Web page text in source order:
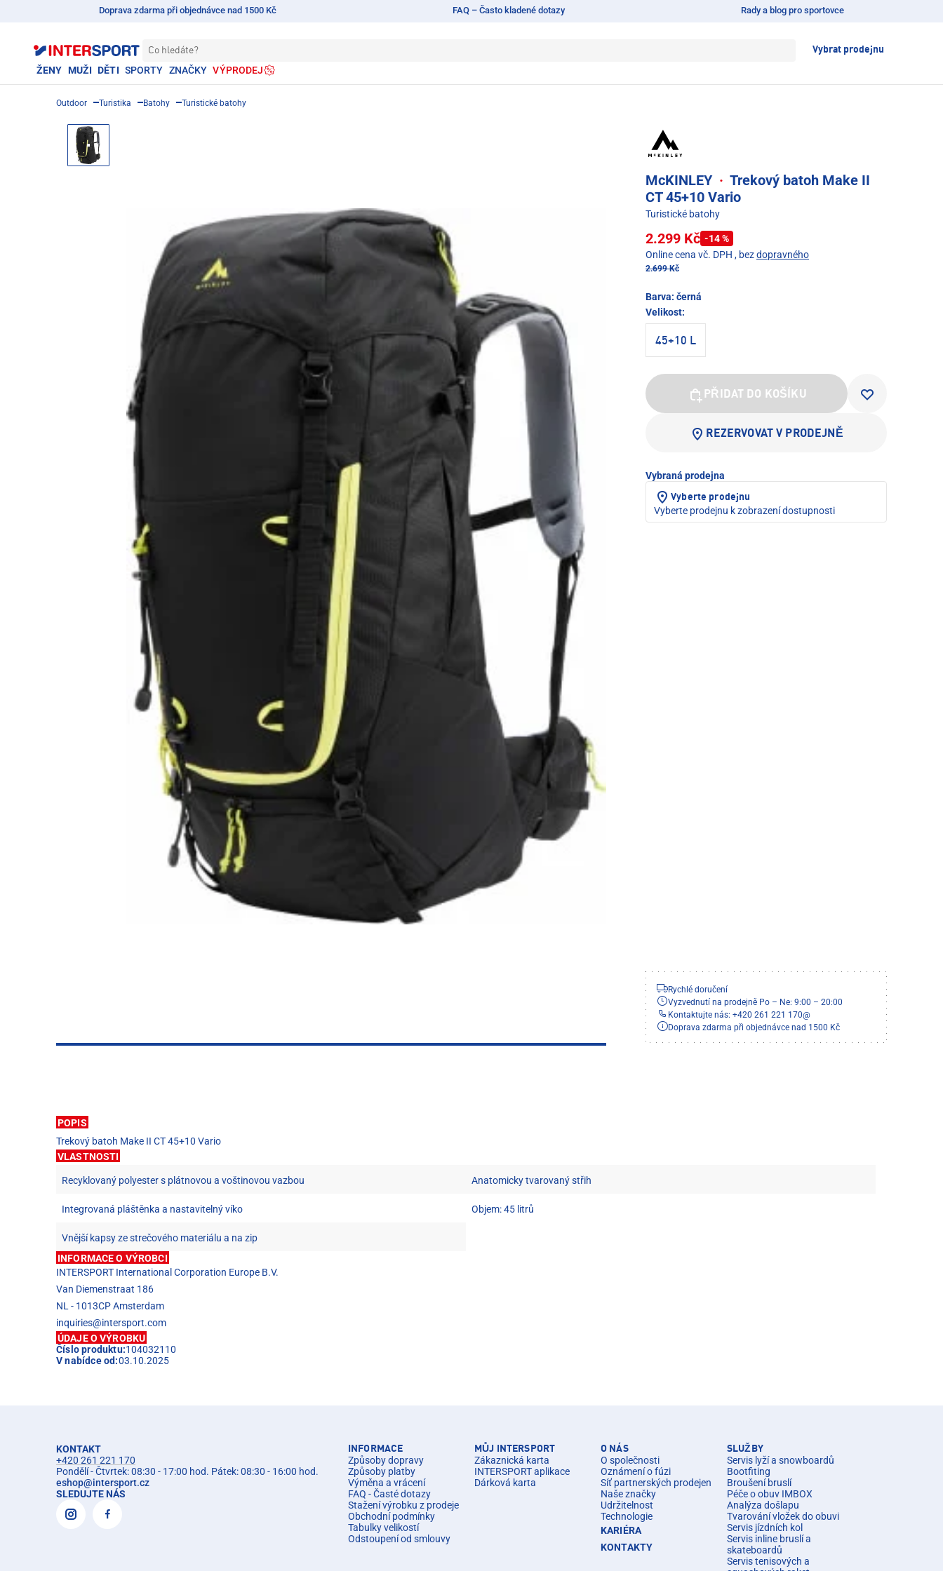
Doprava zdarma při objednávce nad 1500 Kč FAQ – Často kladené dotazy Rady a blog pro sportovce
Co hledáte? Vybrat prodejnu
ŽENY MUŽI DĚTI SPORTY ZNAČKY VÝPRODEJ
Outdoor Turistika Batohy Turistické batohy
McKINLEY · Trekový batoh Make II
CT 45+10 Vario
Turistické batohy
2.299 Kč -14 %
Online cena vč. DPH , bezdopravného
2.699 Kč
Barva: černá
Velikost:
45+10 L
PŘIDAT DO KOŠÍKU
REZERVOVAT V PRODEJNĚ
Vybraná prodejna
Vyberte prodejnu
Vyberte prodejnu k zobrazení dostupnosti
Rychlé doručení
Vyzvednutí na prodejně Po – Ne: 9:00 – 20:00
Kontaktujte nás: +420 261 221 170@
Doprava zdarma při objednávce nad 1500 Kč
POPIS
Trekový batoh Make II CT 45+10 Vario
VLASTNOSTI
Recyklovaný polyester s plátnovou a voštinovou vazbou Anatomicky tvarovaný střih
Integrovaná pláštěnka a nastavitelný víko Objem: 45 litrů
Vnější kapsy ze strečového materiálu a na zip
INFORMACE O VÝROBCI
INTERSPORT International Corporation Europe B.V.
Van Diemenstraat 186
NL - 1013CP Amsterdam
inquiries@intersport.com
ÚDAJE O VÝROBKU
Číslo produktu:104032110
V nabídce od:03.10.2025
KONTAKT
+420 261 221 170
Pondělí - Čtvrtek: 08:30 - 17:00 hod. Pátek: 08:30 - 16:00 hod.
eshop@intersport.cz
SLEDUJTE NÁS
INFORMACE
Způsoby dopravy
Způsoby platby
Výměna a vrácení
FAQ - Časté dotazy
Stažení výrobku z prodeje
Obchodní podmínky
Tabulky velikostí
Odstoupení od smlouvy
MŮJ INTERSPORT
Zákaznická karta
INTERSPORT aplikace
Dárková karta
O NÁS
O společnosti
Oznámení o fúzi
Síť partnerských prodejen
Naše značky
Udržitelnost
Technologie
KARIÉRA
KONTAKTY
SLUŽBY
Servis lyží a snowboardů
Bootfiting
Broušení bruslí
Péče o obuv IMBOX
Analýza došlapu
Tvarování vložek do obuvi
Servis jízdních kol
Servis inline bruslí a
skateboardů
Servis tenisových a